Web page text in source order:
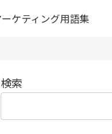
ケティング用語集
検索